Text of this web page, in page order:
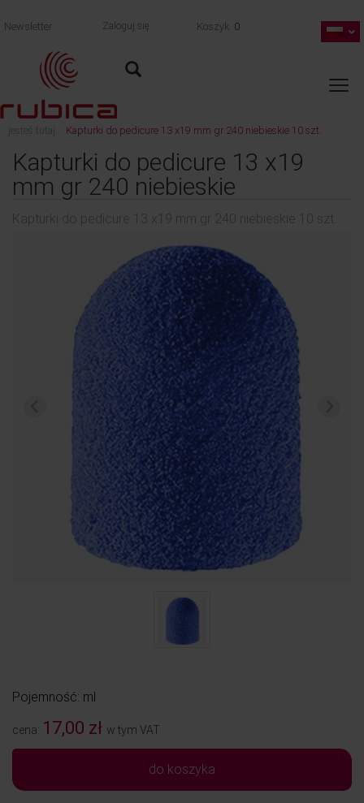
Newsletter Zaloguj się Koszyk 0
jesteś tutaj: Kapturki do pedicure 13 x19 mm gr 240 niebieskie 10 szt.
Kapturki do pedicure 13 x19
mm gr 240 niebieskie
Kapturki do pedicure 13 x19 mm gr 240 niebieskie 10 szt.
Pojemność: ml
cena: 17,00 zł w tym VAT
do koszyka